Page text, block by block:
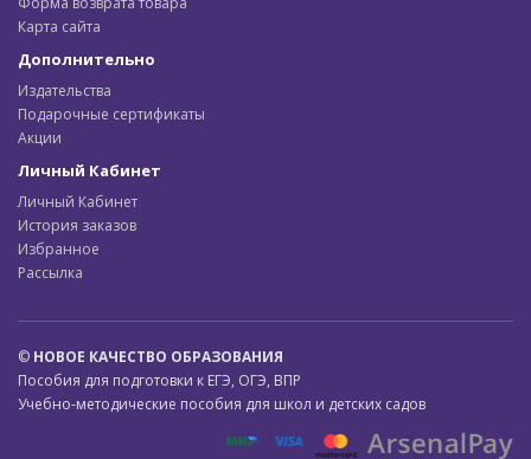
Карта сайта
Дополнительно
Издательства
Подарочные сертификаты
Акции
Личный Кабинет
Личный Кабинет
История заказов
Избранное
Рассылка
© НОВОЕ КАЧЕСТВО ОБРАЗОВАНИЯ
Пособия для подготовки к ЕГЭ, ОГЭ, ВПР
Учебно-методические пособия для школ и детских садов